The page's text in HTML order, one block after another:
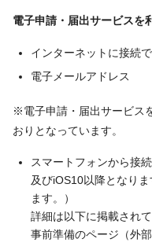
電子申請・届出サービスを
インターネットに接続
電子メールアドレス
※電子申請・届出サービス
おりとなっています。
スマートフォンから接
及びiOS10以降となり
ます。）
詳細は以下に掲載され
事前準備のページ（外